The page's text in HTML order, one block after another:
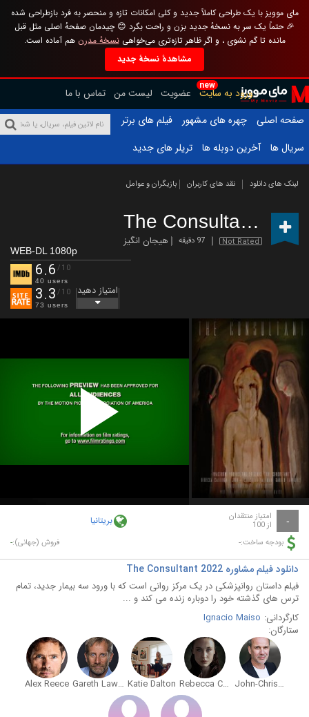
مای موویز با یک طراحی کاملاً جدید و کلی امکانات تازه و منحصر به فرد بازطراحی شده
🎉 حتماً یک سر به نسخهٔ جدید بزن و راحت بگرد 😊 چیدمان صفحهٔ اصلی مثل قبل
مانده تا گم نشوی ، و اگر ظاهر تازه‌تری می‌خواهینسخهٔ مدرن هم آماده است.
مشاهدهٔ نسخهٔ جدید
new
ورود به سایت عضویت لیست من تماس با ما
صفحه اصلی
چهره های مشهور
فیلم های برتر
سریال ها
آخرین دوبله ها تریلر های جدید
لینک های دانلود نقد های کاربران بازیگران و عوامل
The Consultant (2022)
Not Rated 97 دقیقه هیجان انگیز
WEB-DL 1080p
6.6 /10
40 users
3.3 /10
73 users
امتیاز دهید
Play
Video
- امتیاز منتقدان
از 100 بریتانیا
بودجه ساخت:- فروش (جهانی):-
دانلود فیلم مشاوره The Consultant 2022
فیلم داستان روانپزشکی در یک مرکز روانی است که با ورود سه بیمار جدید، تمام
ترس های گذشته خود را دوباره زنده می کند و ...
کارگردانی: Ignacio Maiso
ستارگان:
John-Christian Bateman
Rebecca Calienda
Katie Dalton
Gareth Lawrence
Alex Reece